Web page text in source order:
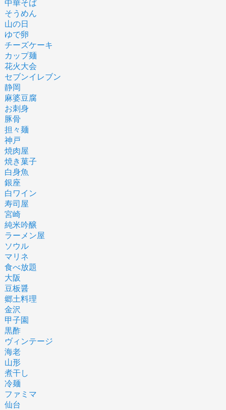
中華そば
そうめん
山の日
ゆで卵
チーズケーキ
カップ麺
花火大会
セブンイレブン
静岡
麻婆豆腐
お刺身
豚骨
担々麺
神戸
焼肉屋
焼き菓子
白身魚
銀座
白ワイン
寿司屋
宮崎
純米吟醸
ラーメン屋
ソウル
マリネ
食べ放題
大阪
豆板醤
郷土料理
金沢
甲子園
黒酢
ヴィンテージ
海老
山形
煮干し
冷麺
ファミマ
仙台